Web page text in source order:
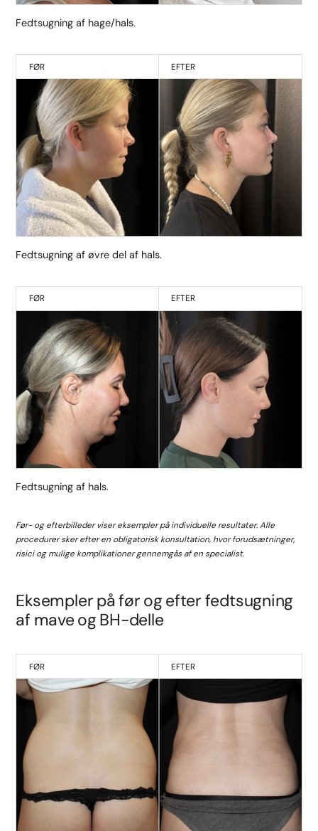
Fedtsugning af hage/hals.
FØR EFTER
Fedtsugning af øvre del af hals.
FØR EFTER
Fedtsugning af hals.
Før- og efterbilleder viser eksempler på individuelle resultater. Alle
procedurer sker efter en obligatorisk konsultation, hvor forudsætninger,
risici og mulige komplikationer gennemgås af en specialist.
Eksempler på før og efter fedtsugning
af mave og BH-delle
FØR EFTER